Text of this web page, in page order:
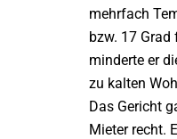
mehrfach
bzw. 17
minderte er
zu kalten
Das Gericht
Mieter recht.